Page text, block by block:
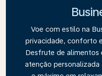
Voe com estilo na
privacidade, conforto
Desfrute de alimentos
atenção personalizada